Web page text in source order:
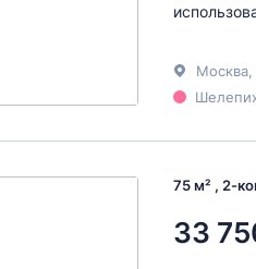
Москва
75 м² , 2-
33